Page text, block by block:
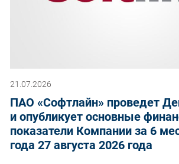
21.07.2026
ПАО «Софтлайн» проведет
и опубликует основные
показатели Компании за 6
года 27 августа 2026 года